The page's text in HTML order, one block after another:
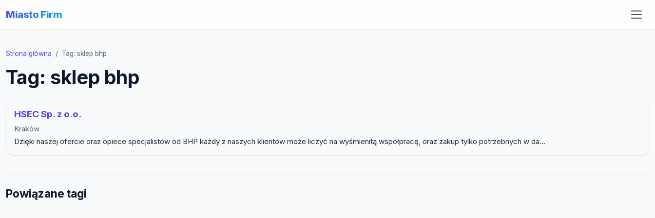
Miasto Firm
Strona główna Tag: sklep bhp
Tag: sklep bhp
HSEC Sp. z o.o.
Kraków
Dzięki naszej ofercie oraz opiece specjalistów od BHP każdy z naszych klientów może liczyć na wyśmienitą współpracę, oraz zakup tylko potrzebnych w da...
Powiązane tagi